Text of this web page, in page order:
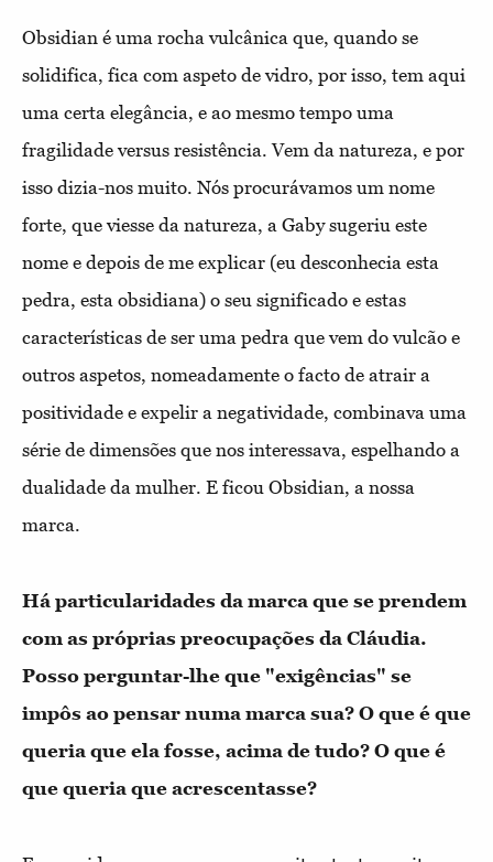
Obsidian é uma rocha vulcânica que, quando se
solidifica, fica com aspeto de vidro, por isso, tem aqui
uma certa elegância, e ao mesmo tempo uma
fragilidade versus resistência. Vem da natureza, e por
isso dizia-nos muito. Nós procurávamos um nome
forte, que viesse da natureza, a Gaby sugeriu este
nome e depois de me explicar (eu desconhecia esta
pedra, esta obsidiana) o seu significado e estas
características de ser uma pedra que vem do vulcão e
outros aspetos, nomeadamente o facto de atrair a
positividade e expelir a negatividade, combinava uma
série de dimensões que nos interessava, espelhando a
dualidade da mulher. E ficou Obsidian, a nossa
marca.
Há particularidades da marca que se prendem
com as próprias preocupações da Cláudia.
Posso perguntar-lhe que "exigências" se
impôs ao pensar numa marca sua? O que é que
queria que ela fosse, acima de tudo? O que é
que queria que acrescentasse?